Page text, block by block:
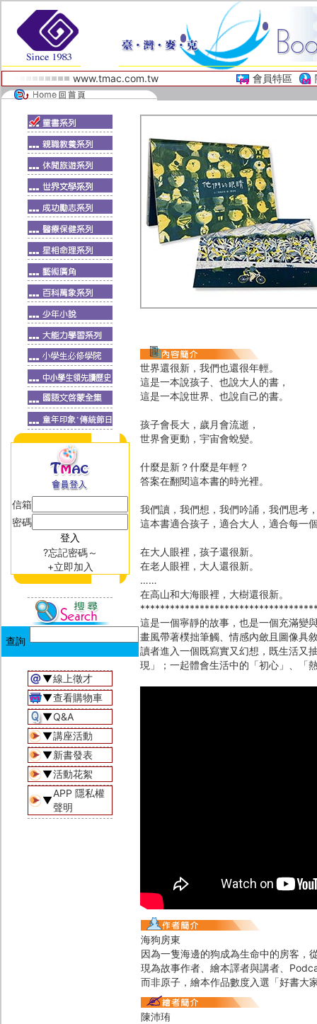
www.tmac.com.tw 會員特區
信箱
密碼
?忘記密碼～
+立即加入
▼線上徵才
▼查看購物車
▼Q&A
▼講座活動
▼新書發表
▼活動花絮
▼
APP 隱私權
聲明
世界還很新，我們也還很年輕。
這是一本說孩子、也說大人的書，
這是一本說世界、也說自己的書。
孩子會長大，歲月會流逝，
世界會更動，宇宙會蛻變。
什麼是新？什麼是年輕？
答案在翻閱這本書的時光裡。
我們讀，我們想，我們吟誦，我們思考
這本書適合孩子，適合大人，適合每一
在大人眼裡，孩子還很新。
在老人眼裡，大人還很新。
……
在高山和大海眼裡，大樹還很新。
這是一個寧靜的故事，也是一個充滿變
畫風帶著樸拙筆觸、情感內斂且圖像具
讀者進入一個既寫實又幻想，既生活又
現」；一起體會生活中的「初心」、「
海狗房東
因為一隻海邊的狗成為生命中的房客，
現為故事作者、繪本譯者與講者、
而非原子，繪本作品數度入選「好書大
陳沛珛